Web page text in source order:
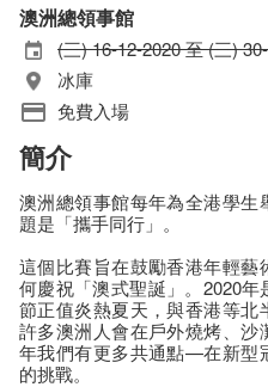
澳洲總領事館
(三) 16-12-2020 至 (三)
冰庫
免費入場
簡介
澳洲總領事館每年為全港學
題是「攜手同行」。
這個比賽旨在鼓勵香港年輕
何慶祝「澳式聖誕」。2020
節正值炎熱夏天，與香港等北
許多澳洲人會在戶外燒烤、
年我們有更多共通點—在新型
的挑戰。